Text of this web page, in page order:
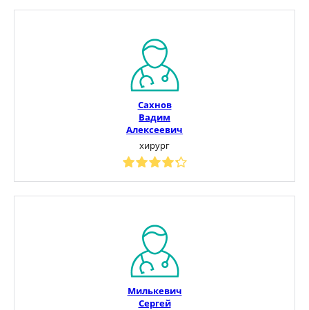
Сахнов
Вадим
Алексеевич
хирург
Милькевич
Сергей